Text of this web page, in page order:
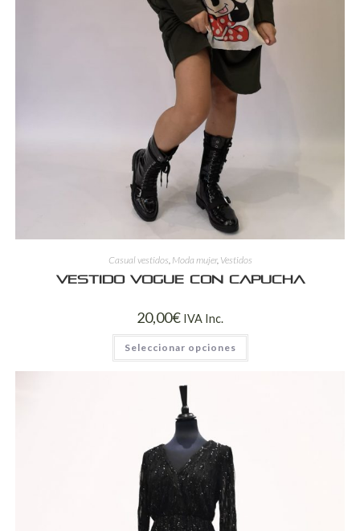
Casual vestidos Moda mujer, Vestidos
Vestido VOGUE con capucha
20,00€ IVA Inc.
Seleccionar opciones